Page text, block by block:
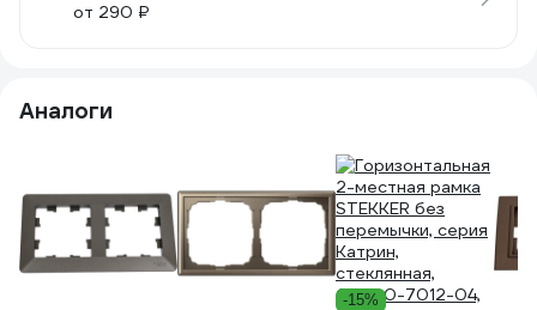
от 290 ₽
Аналоги
-15%